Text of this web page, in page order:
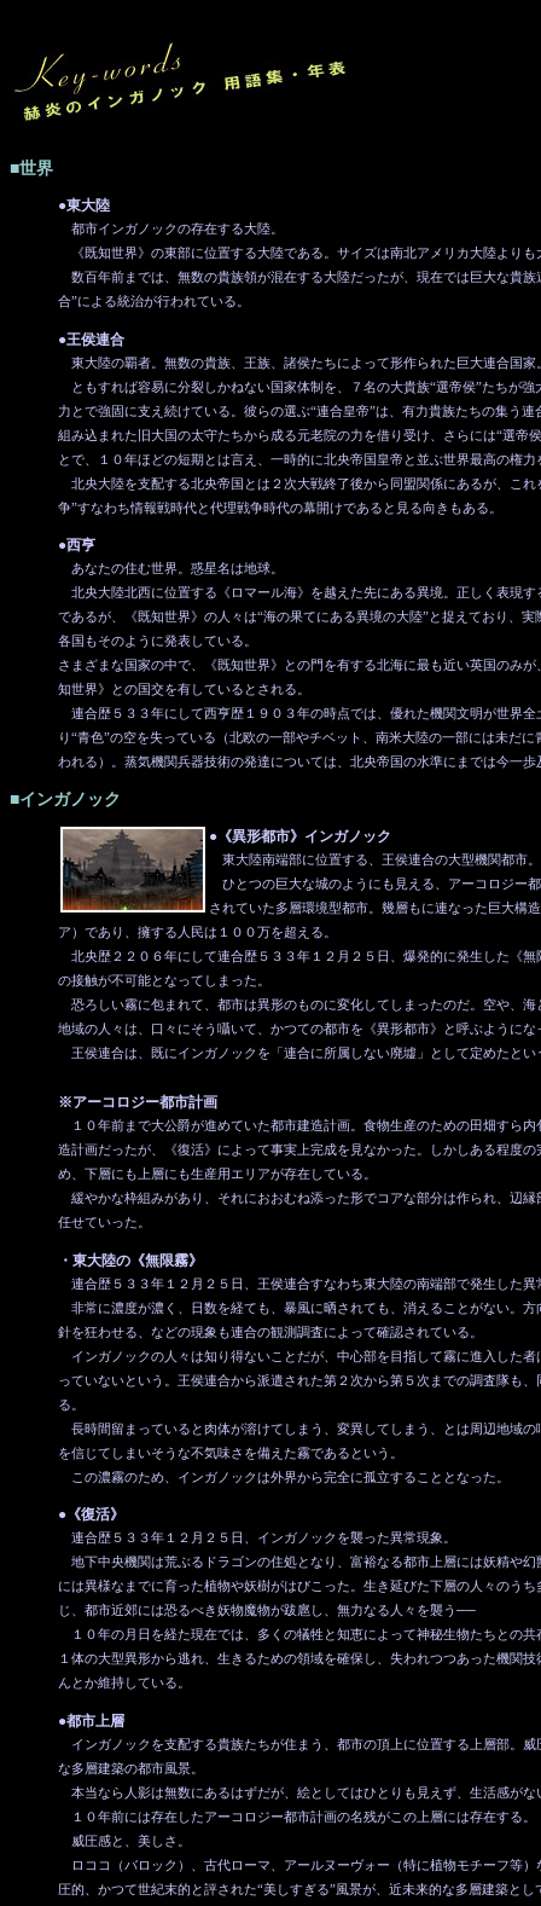
■世界
●東大陸
都市インガノックの存在する大陸。
《既知世界》の東部に位置する大陸である。サイズは南北アメリカ大陸よりも
数百年前までは、無数の貴族領が混在する大陸だったが、現在では巨大な貴族
合”による統治が行われている。
●王侯連合
東大陸の覇者。無数の貴族、王族、諸侯たちによって形作られた巨大連合国家
ともすれば容易に分裂しかねない国家体制を、７名の大貴族“選帝侯”たちが強
力とで強固に支え続けている。彼らの選ぶ“連合皇帝”は、有力貴族たちの集う連
組み込まれた旧大国の太守たちから成る元老院の力を借り受け、さらには“選帝
とで、１０年ほどの短期とは言え、一時的に北央帝国皇帝と並ぶ世界最高の権
北央大陸を支配する北央帝国とは２次大戦終了後から同盟関係にあるが、これ
争”すなわち情報戦時代と代理戦争時代の幕開けであると見る向きもある。
●西亨
あなたの住む世界。惑星名は地球。
北央大陸北西に位置する《ロマール海》を越えた先にある異境。正しく表現す
であるが、《既知世界》の人々は“海の果てにある異境の大陸”と捉えており、実
各国もそのように発表している。
さまざまな国家の中で、《既知世界》との門を有する北海に最も近い英国のみ
知世界》との国交を有しているとされる。
連合歴５３３年にして西亨歴１９０３年の時点では、優れた機関文明が世界全
り“青色”の空を失っている（北欧の一部やチベット、南米大陸の一部には未だ
われる）。蒸気機関兵器技術の発達については、北央帝国の水準にまでは今一歩
■インガノック
●《異形都市》インガノック
東大陸南端部に位置する、王侯連合の大型機関都市。
ひとつの巨大な城のようにも見える、アーコロジー
されていた多層環境型都市。幾層もに連なった巨大構
ア）であり、擁する人民は１００万を超える。
北央歴２２０６年にして連合歴５３３年１２月２５日、爆発的に発生した《無
の接触が不可能となってしまった。
恐ろしい霧に包まれて、都市は異形のものに変化してしまったのだ。空や、
地域の人々は、口々にそう囁いて、かつての都市を《異形都市》と呼ぶようにな
王侯連合は、既にインガノックを「連合に所属しない廃墟」として定めたとい
※アーコロジー都市計画
１０年前まで大公爵が進めていた都市建造計画。食物生産のための田畑すら内
造計画だったが、《復活》によって事実上完成を見なかった。しかしある程度の
め、下層にも上層にも生産用エリアが存在している。
緩やかな枠組みがあり、それにおおむね添った形でコアな部分は作られ、辺縁
任せていった。
・東大陸の《無限霧》
連合歴５３３年１２月２５日、王侯連合すなわち東大陸の南端部で発生した異
非常に濃度が濃く、日数を経ても、暴風に晒されても、消えることがない。方
針を狂わせる、などの現象も連合の観測調査によって確認されている。
インガノックの人々は知り得ないことだが、中心部を目指して霧に進入した者
っていないという。王侯連合から派遣された第２次から第５次までの調査隊も
る。
長時間留まっていると肉体が溶けてしまう、変異してしまう、とは周辺地域の
を信じてしまいそうな不気味さを備えた霧であるという。
この濃霧のため、インガノックは外界から完全に孤立することとなった。
●《復活》
連合歴５３３年１２月２５日、インガノックを襲った異常現象。
地下中央機関は荒ぶるドラゴンの住処となり、富裕なる都市上層には妖精や幻
には異様なまでに育った植物や妖樹がはびこった。生き延びた下層の人々のう
じ、都市近郊には恐るべき妖物魔物が跋扈し、無力なる人々を襲う──
１０年の月日を経た現在では、多くの犠牲と知恵によって神秘生物たちとの共
１体の大型異形から逃れ、生きるための領域を確保し、失われつつあった機関
んとか維持している。
●都市上層
インガノックを支配する貴族たちが住まう、都市の頂上に位置する上層部。威
な多層建築の都市風景。
本当なら人影は無数にあるはずだが、絵としてはひとりも見えず、生活感がな
１０年前には存在したアーコロジー都市計画の名残がこの上層には存在する。
威圧感と、美しさ。
ロココ（バロック）、古代ローマ、アールヌーヴォー（特に植物モチーフ等）
圧的、かつて世紀末的と評された“美しすぎる”風景が、近未来的な多層建築とし